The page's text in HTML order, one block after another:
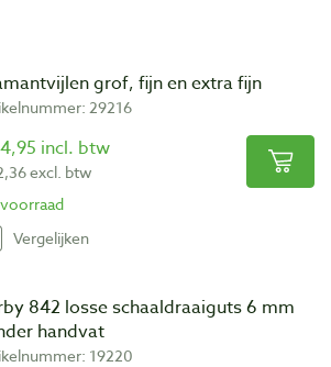
grof, fijn en extra fijn
29216
incl. btw
excl. btw
Vergelijken
842 losse schaaldraaiguts 6 mm
handvat
19220